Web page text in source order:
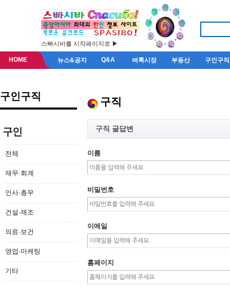
스빠시바를 시작페이지로 ▶
HOME 뉴스&공지 Q&A 벼룩시장 부동산 구인구직
구인구직
구인
전체
재무·회계
인사·총무
건설·제조
의료·보건
영업·마케팅
기타
구직
구직 글답변
이름
비밀번호
이메일
홈페이지